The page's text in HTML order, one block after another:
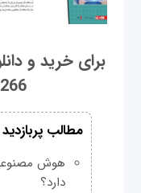
266
مطالب پربازدید
دارد؟